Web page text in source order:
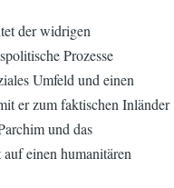
der widrigen
Prozesse
Umfeld und einen
er zum faktischen Inländer
und das
einen humanitären